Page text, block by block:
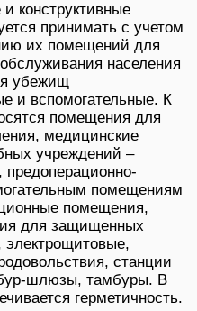
конструктивные
принимать с учетом
их помещений для
населения
убежищ
и вспомогательные. К
помещения для
медицинские
учреждений –
предоперационно-
помещениям
помещения,
для защищенных
электрощитовые,
станции
шлюзы, тамбуры. В
герметичность.